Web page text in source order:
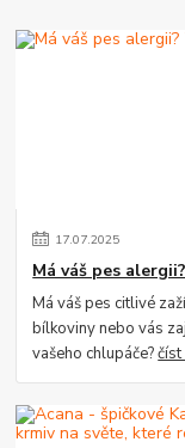
17.07.2025
Má váš pes
Má váš pes citlivé
bílkoviny nebo vás
vašeho chlupáče?číst